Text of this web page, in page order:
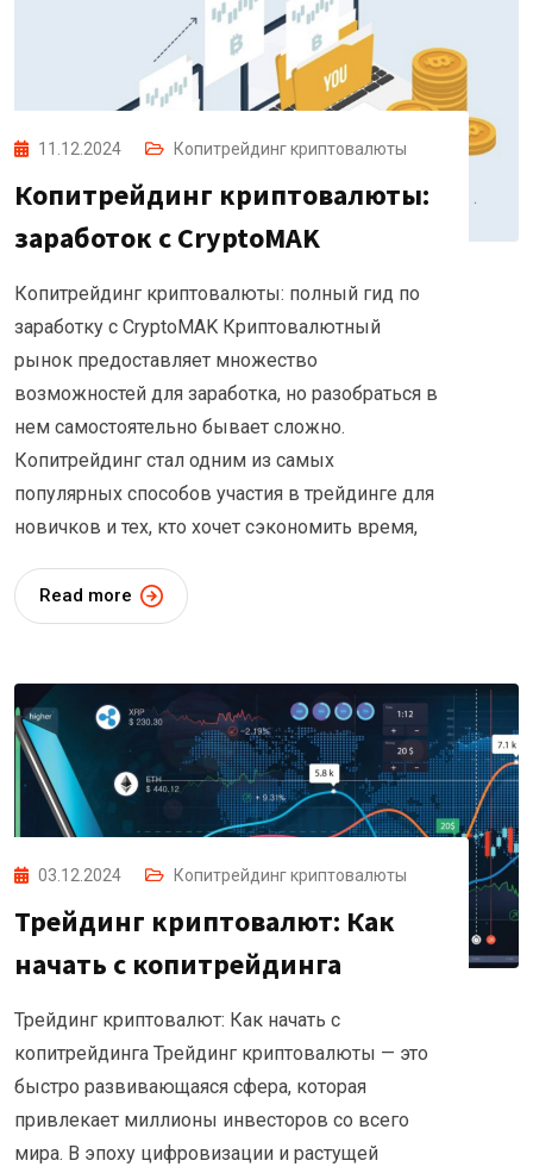
11.12.2024 Копитрейдинг криптовалюты
Копитрейдинг криптовалюты:
заработок с CryptoMAK
Копитрейдинг криптовалюты: полный гид по
заработку с CryptoMAK Криптовалютный
рынок предоставляет множество
возможностей для заработка, но разобраться в
нем самостоятельно бывает сложно.
Копитрейдинг стал одним из самых
популярных способов участия в трейдинге для
новичков и тех, кто хочет сэкономить время,
Read more
03.12.2024 Копитрейдинг криптовалюты
Трейдинг криптовалют: Как
начать с копитрейдинга
Трейдинг криптовалют: Как начать с
копитрейдинга Трейдинг криптовалюты — это
быстро развивающаяся сфера, которая
привлекает миллионы инвесторов со всего
мира. В эпоху цифровизации и растущей